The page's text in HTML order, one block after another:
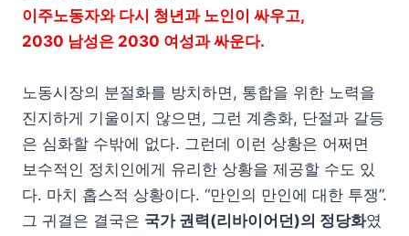
이주노동자와 다시 청년과 노인이 싸우고,
2030 남성은 2030 여성과 싸운다.
노동시장의 분절화를 방치하면, 통합을 위한 노력을
진지하게 기울이지 않으면, 그런 계층화, 단절과 갈등
은 심화할 수밖에 없다. 그런데 이런 상황은 어쩌면
보수적인 정치인에게 유리한 상황을 제공할 수도 있
다. 마치 홉스적 상황이다. “만인의 만인에 대한 투쟁”.
그 귀결은 결국은 국가 권력(리바이어던)의 정당화였